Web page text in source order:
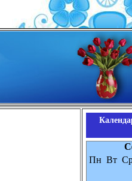
Пн Вт